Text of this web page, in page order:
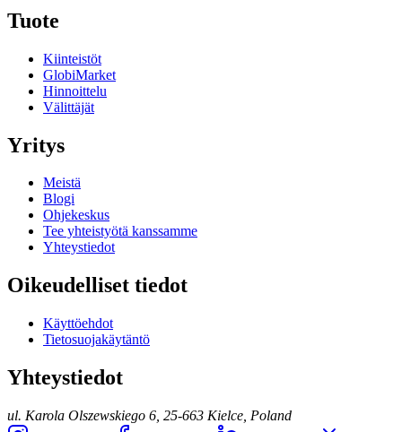
Tuote
Kiinteistöt
GlobiMarket
Hinnoittelu
Välittäjät
Yritys
Meistä
Blogi
Ohjekeskus
Tee yhteistyötä kanssamme
Yhteystiedot
Oikeudelliset tiedot
Käyttöehdot
Tietosuojakäytäntö
Yhteystiedot
ul. Karola Olszewskiego 6, 25-663 Kielce, Poland